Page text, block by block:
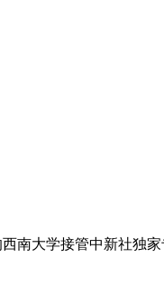
南大学接管中新社独家